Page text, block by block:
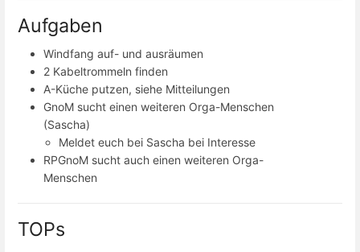
Aufgaben
Windfang auf- und ausräumen
2 Kabeltrommeln finden
A-Küche putzen, siehe Mitteilungen
GnoM sucht einen weiteren Orga-Menschen
(Sascha)
Meldet euch bei Sascha bei Interesse
RPGnoM sucht auch einen weiteren Orga-
Menschen
TOPs